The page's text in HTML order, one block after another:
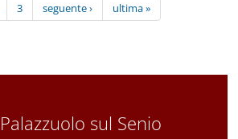
3 seguente › ultima »
sul Senio